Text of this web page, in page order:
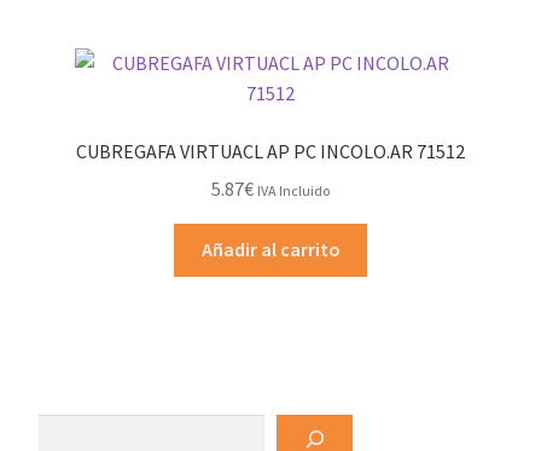
CUBREGAFA VIRTUACL AP PC INCOLO.AR 71512
5.87€ IVA Incluido
Añadir al carrito